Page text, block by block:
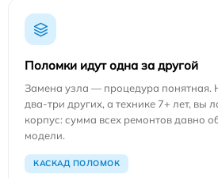
Поломки идут одна за другой
Замена узла — процедура понятная.
два-три других, а технике 7+ лет, вы
корпус: сумма всех ремонтов давно
модели.
КАСКАД ПОЛОМОК